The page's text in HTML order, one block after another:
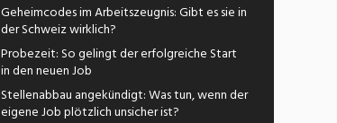
Geheimcodes im Arbeitszeugnis: Gibt es sie in
der Schweiz wirklich?
Probezeit: So gelingt der erfolgreiche Start
in den neuen Job
Stellenabbau angekündigt: Was tun, wenn der
eigene Job plötzlich unsicher ist?